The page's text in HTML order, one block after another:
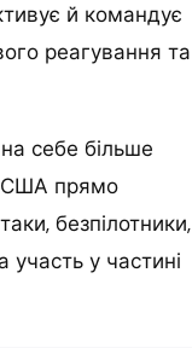
й командує
реагування та
себе більше
США прямо
безпілотники,
участь у частині